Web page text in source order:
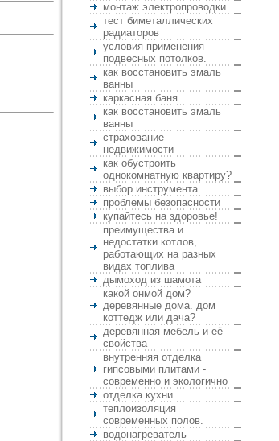
монтаж электропроводки
тест биметаллических
радиаторов
условия применения
подвесных потолков.
как восстановить эмаль
ванны
каркасная баня
как восстановить эмаль
ванны
страхование
недвижимости
как обустроить
однокомнатную квартиру?
выбор инструмента
проблемы безопасности
купайтесь на здоровье!
преимущества и
недостатки котлов,
работающих на разных
видах топлива
дымоход из шамота
какой онмой дом?
деревянные дома. дом
коттедж или дача?
деревянная мебель и её
свойства
внутренняя отделка
гипсовыми плитами -
современно и экологично
отделка кухни
теплоизоляция
современных полов.
водонагреватель